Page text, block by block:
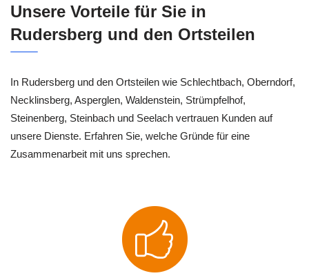
Unsere Vorteile für Sie in
Rudersberg und den Ortsteilen
In Rudersberg und den Ortsteilen wie Schlechtbach, Oberndorf,
Necklinsberg, Asperglen, Waldenstein, Strümpfelhof,
Steinenberg, Steinbach und Seelach vertrauen Kunden auf
unsere Dienste. Erfahren Sie, welche Gründe für eine
Zusammenarbeit mit uns sprechen.